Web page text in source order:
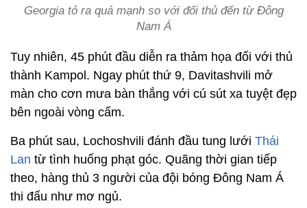
Georgia tỏ ra quá mạnh so với đối thủ đến từ Đông
Nam Á
Tuy nhiên, 45 phút đầu diễn ra thảm họa đối với thủ
thành Kampol. Ngay phút thứ 9, Davitashvili mở
màn cho cơn mưa bàn thắng với cú sút xa tuyệt đẹp
bên ngoài vòng cấm.
Ba phút sau, Lochoshvili đánh đầu tung lưới Thái
Lan từ tình huống phạt góc. Quãng thời gian tiếp
theo, hàng thủ 3 người của đội bóng Đông Nam Á
thi đấu như mơ ngủ.